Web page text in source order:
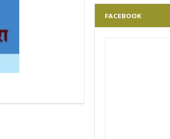
FACEBOOK